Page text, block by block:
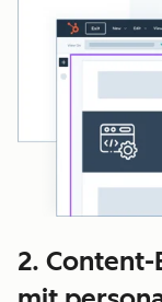
2.